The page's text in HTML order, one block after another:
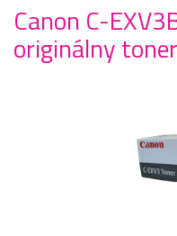
Canon C-
originálny